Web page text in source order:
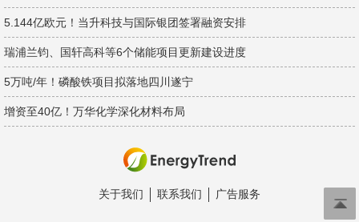
5.144亿欧元！当升科技与国际银团签署融资安排
瑞浦兰钧、国轩高科等6个储能项目更新建设进度
5万吨/年！磷酸铁项目拟落地四川遂宁
增资至40亿！万华化学深化材料布局
关于我们 联系我们 广告服务